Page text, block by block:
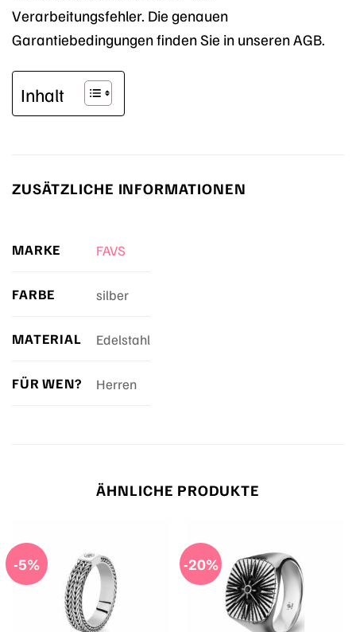
Verarbeitungsfehler. Die genauen
Garantiebedingungen finden Sie in unseren AGB.
Inhalt
ZUSÄTZLICHE INFORMATIONEN
MARKE FAVS
FARBE silber
MATERIAL Edelstahl
FÜR WEN? Herren
ÄHNLICHE PRODUKTE
-5% -20%